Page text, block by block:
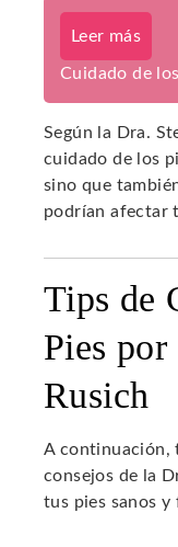
Leer más
Cuidado de
Según la Dra.
cuidado de los
sino que
podrían afectar
Tips de
Pies
Rusich
A continuación,
consejos de la
tus pies sanos y